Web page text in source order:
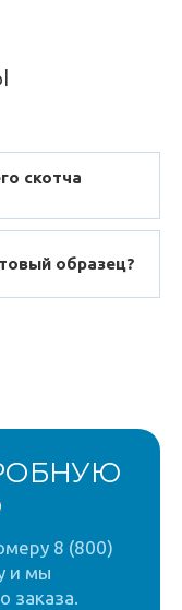
скотча
образец?
8 (800)
и мы
заказа.